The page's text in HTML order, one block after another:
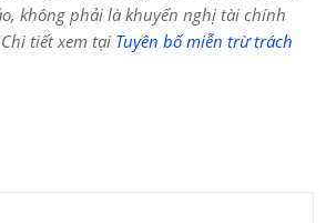
không phải là khuyến nghị tài chính
tiết xem tại Tuyên bố miễn trừ trách